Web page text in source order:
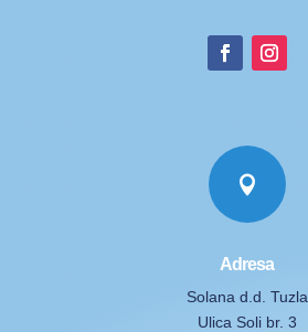

Adresa
Solana d.d. Tuzla
Ulica Soli br. 3